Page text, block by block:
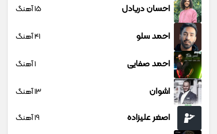
احسان دریادل 15 آهنگ
احمد سلو 41 آهنگ
احمد صفایی 1 آهنگ
اشوان 13 آهنگ
اصغر علیزاده 19 آهنگ